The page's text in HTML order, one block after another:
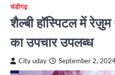
चंडीगढ़
शैल्बी हॉस्पिटल में
का उपचार उपलब्ध
City uday September 2,